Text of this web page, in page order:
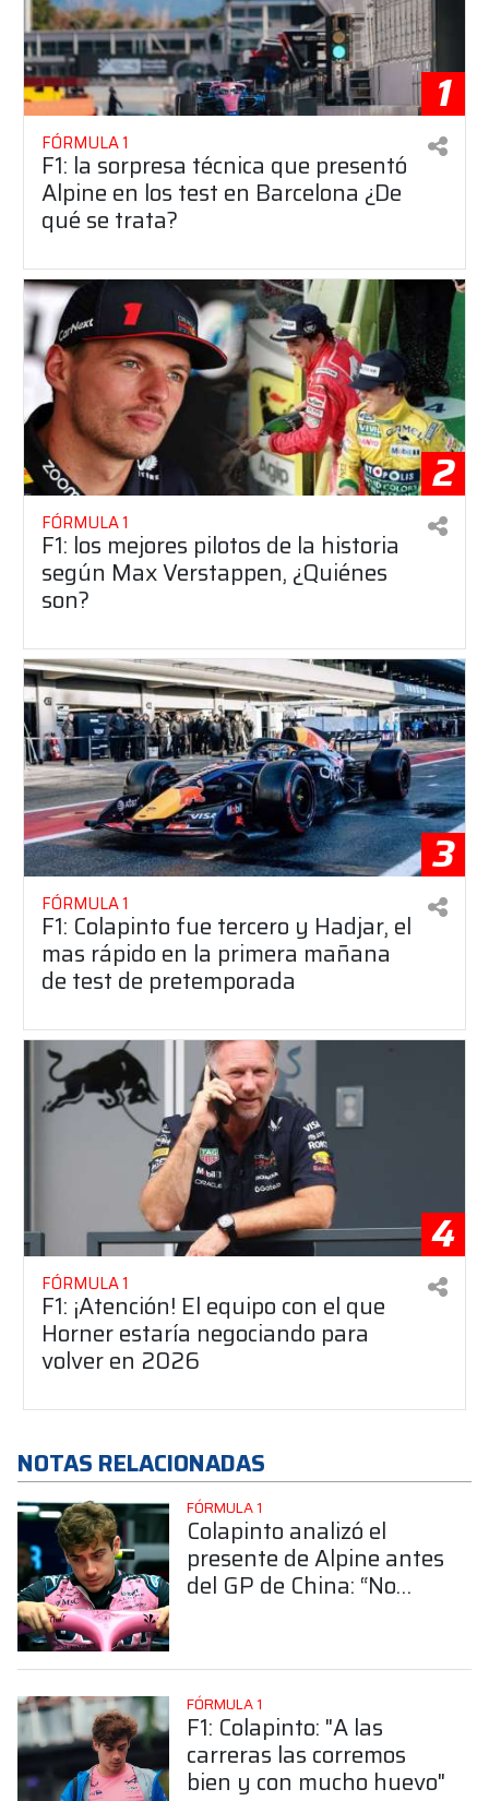
1
FÓRMULA 1
F1: la sorpresa técnica que presentó
Alpine en los test en Barcelona ¿De
qué se trata?
2
FÓRMULA 1
F1: los mejores pilotos de la historia
según Max Verstappen, ¿Quiénes
son?
3
FÓRMULA 1
F1: Colapinto fue tercero y Hadjar, el
mas rápido en la primera mañana
de test de pretemporada
4
FÓRMULA 1
F1: ¡Atención! El equipo con el que
Horner estaría negociando para
volver en 2026
NOTAS RELACIONADAS
FÓRMULA 1
Colapinto analizó el
presente de Alpine antes
del GP de China: “No
FÓRMULA 1
F1: Colapinto: "A las
carreras las corremos
bien y con mucho huevo"